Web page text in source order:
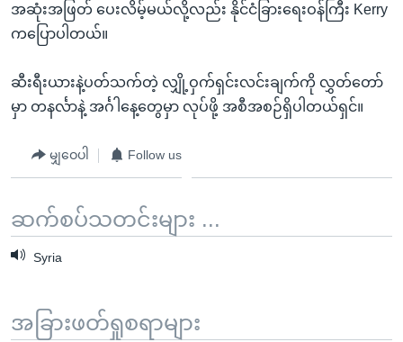
အဆုံးအဖြတ် ပေးလိမ့်မယ်လို့လည်း နိုင်ငံခြားရေးဝန်ကြီး Kerry
ကပြောပါတယ်။
ဆီးရီးယားနဲ့ပတ်သက်တဲ့ လျှို့ဝှက်ရှင်းလင်းချက်ကို လွှတ်တော်
မှာ တနင်္လာနဲ့ အင်္ဂါနေ့တွေမှာ လုပ်ဖို့ အစီအစဉ်ရှိပါတယ်ရှင်။
မျှဝေပါ Follow us
ဆက်စပ်သတင်းများ ...
Syria
အခြားဖတ်ရှုစရာများ